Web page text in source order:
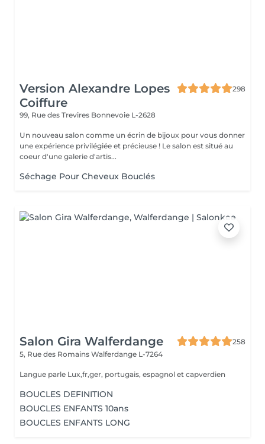
Version Alexandre Lopes
Coiffure
298
99, Rue des Trevires Bonnevoie L-2628
Un nouveau salon comme un écrin de bijoux pour vous donner
une expérience privilégiée et précieuse ! Le salon est situé au
coeur d'une galerie d'artis...
Séchage Pour Cheveux Bouclés
Salon Gira Walferdange
258
5, Rue des Romains Walferdange L-7264
Langue parle Lux,fr,ger, portugais, espagnol et capverdien
BOUCLES DEFINITION
BOUCLES ENFANTS 10ans
BOUCLES ENFANTS LONG